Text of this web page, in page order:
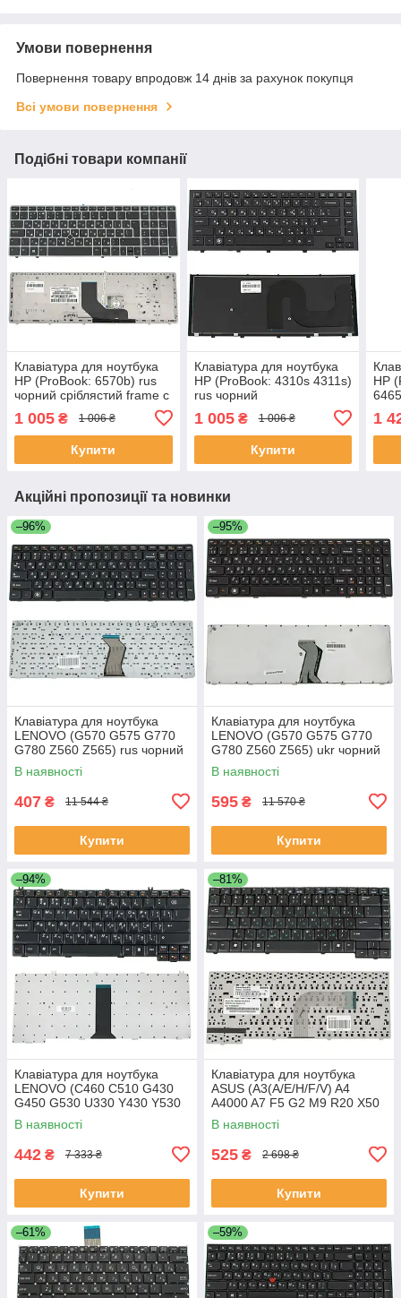
Умови повернення
Повернення товару впродовж 14 днів за рахунок покупця
Всі умови повернення
Подібні товари компанії
Клавіатура для ноутбука
HP (ProBook: 6570b) rus
чорний сріблястий frame с
1 005 ₴ 1 006 ₴
Купити
Клавіатура для ноутбука
HP (ProBook: 4310s 4311s)
rus чорний
1 005₴ 1 006 ₴
Купити
HP
1
Акційні пропозиції та новинки
–96%
Клавіатура для ноутбука
LENOVO (G570 G575 G770
G780 Z560 Z565) rus чорний
чорний frame
В наявності
407 ₴ 11 544 ₴
Купити
–95%
Клавіатура для ноутбука
LENOVO (G570 G575 G770
G780 Z560 Z565) ukr чорний
чорний frame
В наявності
595 ₴ 11 570 ₴
Купити
–94%
Клавіатура для ноутбука
LENOVO (C460 C510 G430
G450 G530 U330 Y430 Y530
Y730) rus чорний
В наявності
442 ₴ 7 333 ₴
Купити
–81%
Клавіатура для ноутбука
ASUS (A3(A/E/H/F/V) A4
A4000 A7 F5 G2 M9 R20 X50
Z8 Z8000) rus чорний шлейф
праворуч
В наявності
525 ₴ 2 698 ₴
Купити
–61% –59%